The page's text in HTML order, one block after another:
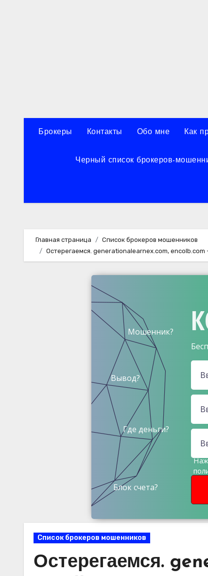
Брокеры Контакты Обо мне Как
Черный список брокеров-
Главная страница
Список брокеров мошенников
Остерегаемся. generationalearnex.com,
Мошенник?
Вывод?
Где деньги?
Блок счета?
Список брокеров мошенников
Остерегаемся.